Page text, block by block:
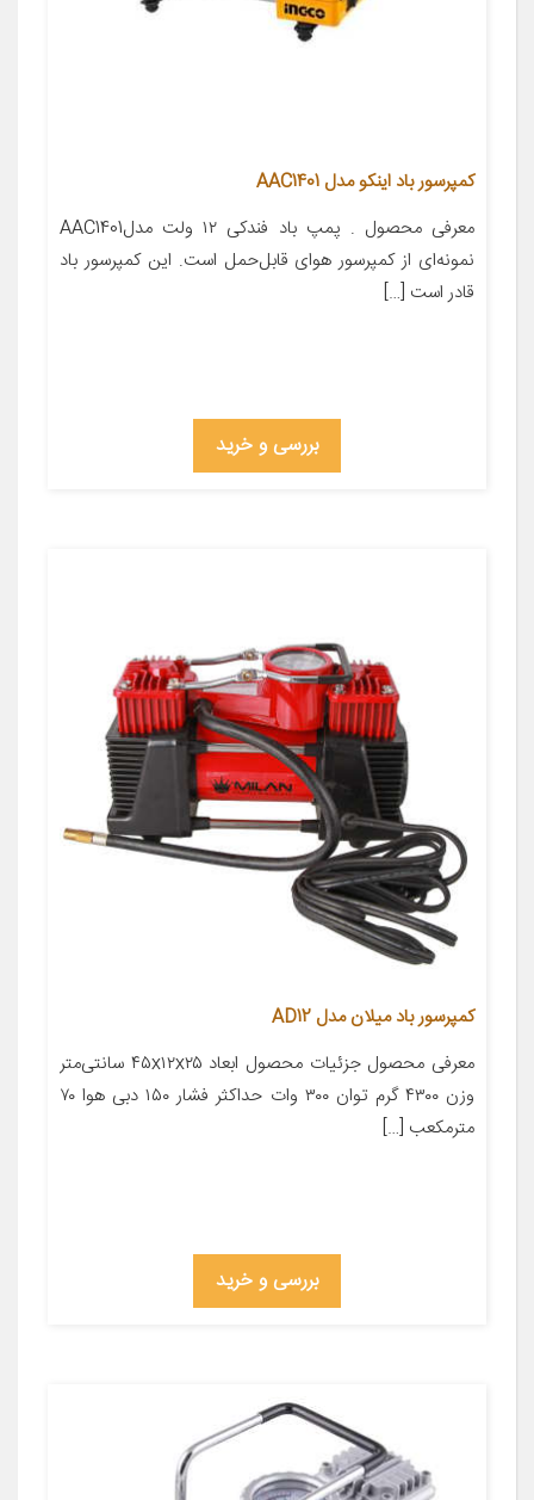
کمپرسور باد اینکو مدل AAC1401
معرفی محصول . پمپ باد فندکی ۱۲ ولت مدلAAC1401
نمونه‌ای از کمپرسور هوای قابل‌حمل است. این کمپرسور باد
قادر است […]
بررسی و خرید
کمپرسور باد میلان مدل AD12
معرفی محصول جزئیات محصول ابعاد ۴۵x۱۲x۲۵ سانتی‌متر
وزن ۴۳۰۰ گرم توان ۳۰۰ وات حداکثر فشار ۱۵۰ دبی هوا ۷۰
مترمکعب […]
بررسی و خرید